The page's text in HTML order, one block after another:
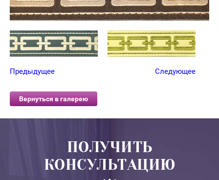
Предыдущее Следующее
Вернуться в галерею
ПОЛУЧИТЬ
КОНСУЛЬТАЦИЮ